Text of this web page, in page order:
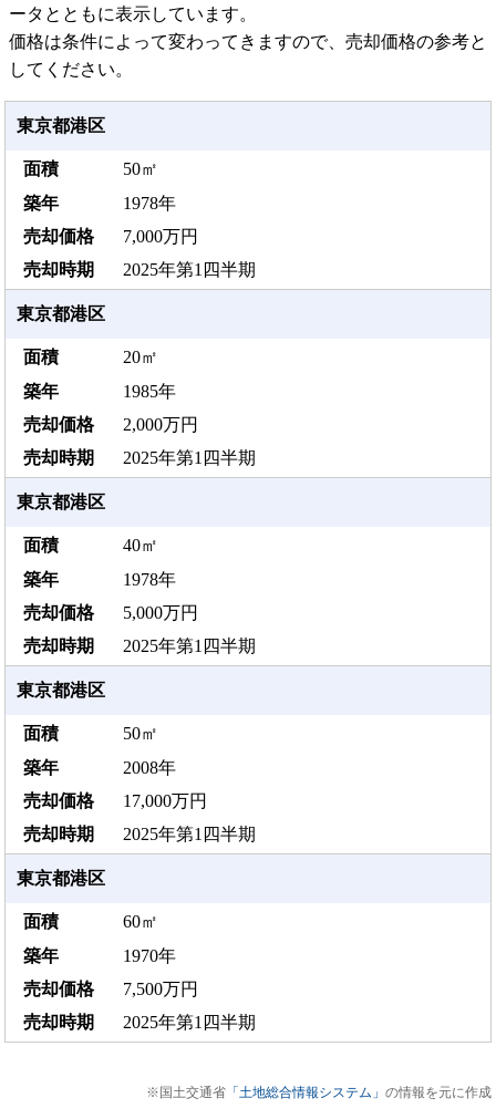
ータとともに表示しています。
価格は条件によって変わってきますので、売却価格の参考と
してください。
東京都港区
50㎡
1978年
7,000万円
2025年第1四半期
東京都港区
20㎡
1985年
2,000万円
2025年第1四半期
東京都港区
40㎡
1978年
5,000万円
2025年第1四半期
東京都港区
50㎡
2008年
17,000万円
2025年第1四半期
東京都港区
60㎡
1970年
7,500万円
2025年第1四半期
※国土交通省 「土地総合情報システム」 の情報を元に作成